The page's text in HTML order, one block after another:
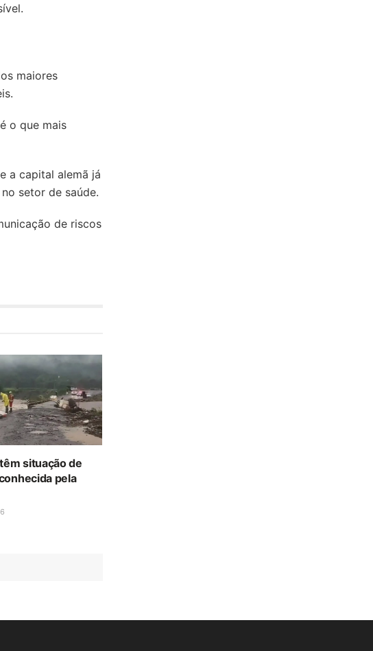
maiores
o que mais
a capital alemã já
setor de saúde.
de riscos
situação de
pela